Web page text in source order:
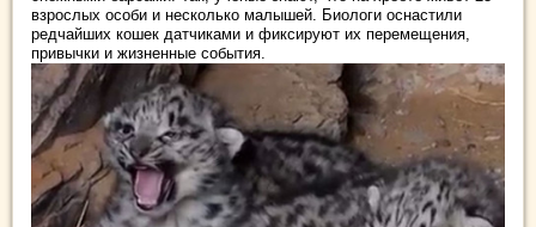
взрослых особи и несколько малышей. Биологи оснастили
редчайших кошек датчиками и фиксируют их перемещения,
привычки и жизненные события.